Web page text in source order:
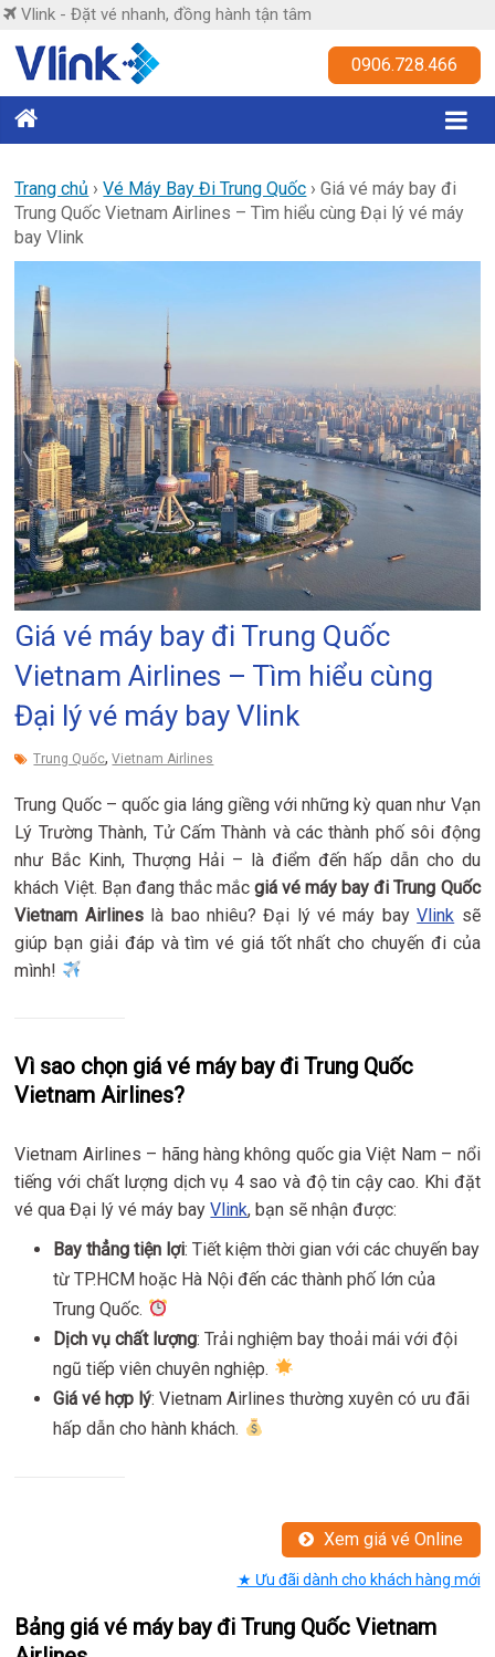
Skip
content
Vlink - Đặt vé nhanh, đồng hành tận tâm
Vlink
nhanh,
đồng
hành
tận
tâm
0906.728.466
Trang chủ ›Vé Máy Bay Đi Trung Quốc ›Giá vé máy bay đi
Trung Quốc Vietnam Airlines – Tìm hiểu cùng Đại lý vé máy
bay Vlink
Giá vé máy bay đi Trung Quốc
Vietnam Airlines – Tìm hiểu cùng
Đại lý vé máy bay Vlink
Trung Quốc,Vietnam Airlines
Trung Quốc – quốc gia láng giềng với những kỳ quan như Vạn
Lý Trường Thành, Tử Cấm Thành và các thành phố sôi động
như Bắc Kinh, Thượng Hải – là điểm đến hấp dẫn cho du
khách Việt. Bạn đang thắc mắc giá vé máy bay đi Trung Quốc
Vietnam Airlineslà bao nhiêu? Đại lý vé máy bayVlink sẽ
giúp bạn giải đáp và tìm vé giá tốt nhất cho chuyến đi của
mình!
Vì sao chọn giá vé máy bay đi Trung Quốc
Vietnam Airlines?
Vietnam Airlines – hãng hàng không quốc gia Việt Nam – nổi
tiếng với chất lượng dịch vụ 4 sao và độ tin cậy cao. Khi đặt
vé qua Đại lý vé máy bayVlink, bạn sẽ nhận được:
Bay thẳng tiện lợi: Tiết kiệm thời gian với các chuyến bay
từ TP.HCM hoặc Hà Nội đến các thành phố lớn của
Trung Quốc.
Dịch vụ chất lượng: Trải nghiệm bay thoải mái với đội
ngũ tiếp viên chuyên nghiệp.
Giá vé hợp lý: Vietnam Airlines thường xuyên có ưu đãi
hấp dẫn cho hành khách.
Xem giá vé Online
★ Ưu đãi dành cho khách hàng mới
Bảng giá vé máy bay đi Trung Quốc Vietnam